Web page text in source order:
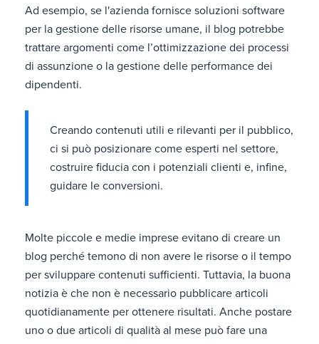
Ad esempio, se l'azienda fornisce soluzioni software
per la gestione delle risorse umane, il blog potrebbe
trattare argomenti come l’ottimizzazione dei processi
di assunzione o la gestione delle performance dei
dipendenti.
Creando contenuti utili e rilevanti per il pubblico,
ci si può posizionare come esperti nel settore,
costruire fiducia con i potenziali clienti e, infine,
guidare le conversioni.
Molte piccole e medie imprese evitano di creare un
blog perché temono di non avere le risorse o il tempo
per sviluppare contenuti sufficienti. Tuttavia, la buona
notizia è che non è necessario pubblicare articoli
quotidianamente per ottenere risultati. Anche postare
uno o due articoli di qualità al mese può fare una